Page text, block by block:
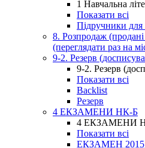
1 Навчальна
Показати всі
Підручники для
8. Розпродаж (продані
(переглядати раз на
9-2. Резерв
9-2. Резерв
Показати всі
Backlist
Резерв
4 ЕКЗАМЕНИ НК-Б
4 ЕКЗАМЕНИ
Показати всі
ЕКЗАМЕН